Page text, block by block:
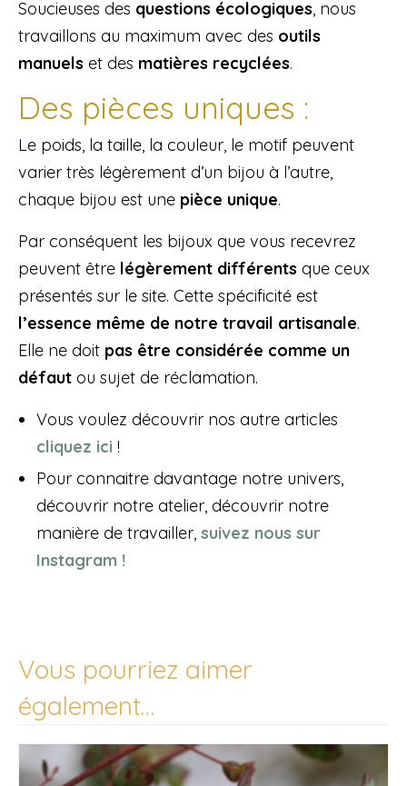
Soucieuses des questions écologiques, nous
travaillons au maximum avec des outils
manuels et des matières recyclées.
Des pièces uniques :
Le poids, la taille, la couleur, le motif peuvent
varier très légèrement d’un bijou à l’autre,
chaque bijou est une pièce unique.
Par conséquent les bijoux que vous recevrez
peuvent être légèrement différents que ceux
présentés sur le site. Cette spécificité est
l’essence même de notre travail artisanale.
Elle ne doit pas être considérée comme un
défaut ou sujet de réclamation.
Vous voulez découvrir nos autre articles
cliquez ici !
Pour connaitre davantage notre univers,
découvrir notre atelier, découvrir notre
manière de travailler, suivez nous sur
Instagram !
Vous pourriez aimer
également…